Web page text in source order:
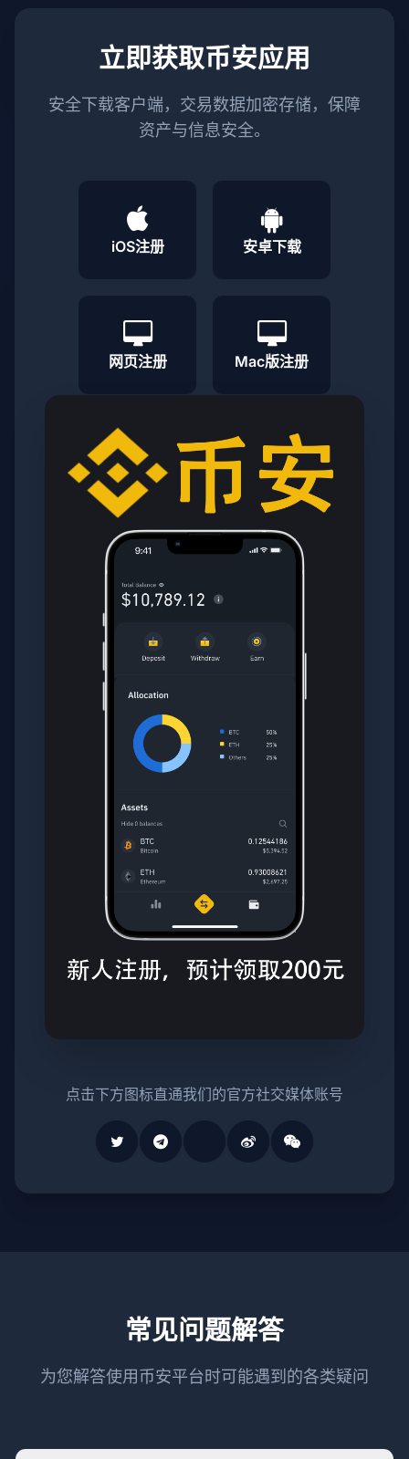
立即获取币安应用
安全下载客户端，交易数据加密存储，保障
资产与信息安全。
iOS注册 安卓下载
网页注册 Mac版注册
点击下方图标直通我们的官方社交媒体账号
常见问题解答
为您解答使用币安平台时可能遇到的各类疑问